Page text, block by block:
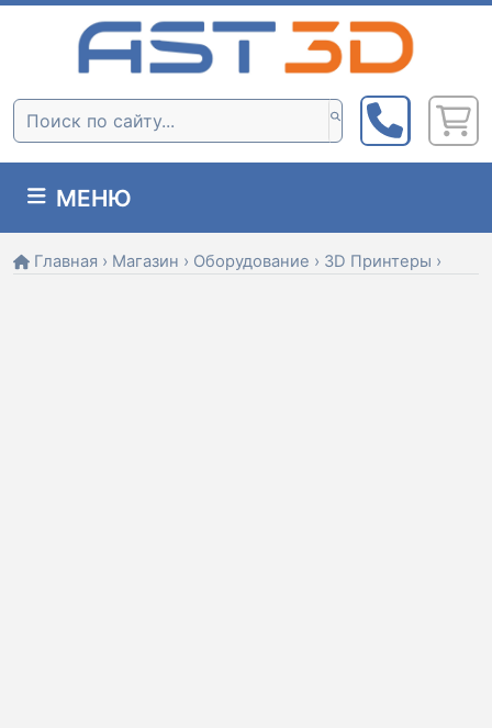
Skip
Поиск:
МЕНЮ
Главная › Магазин › Оборудование › 3D Принтеры ›